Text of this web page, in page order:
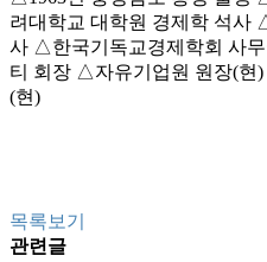
려대학교 대학원 경제학 석사
사 △한국기독교경제학회 사
티 회장 △자유기업원 원장(
(현)
목록보기
관련글